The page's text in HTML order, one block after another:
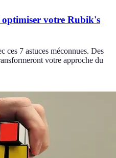
optimiser votre Rubik's
ces 7 astuces méconnues. Des
votre approche du